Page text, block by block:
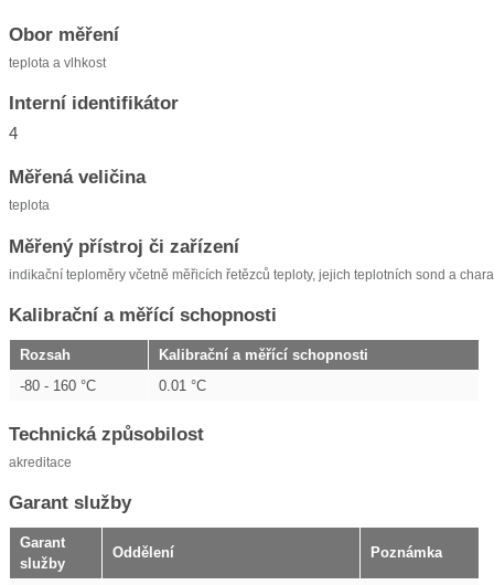
Obor měření
teplota a vlhkost
Interní identifikátor
4
Měřená veličina
teplota
Měřený přístroj či zařízení
indikační teploměry včetně měřicích řetězců teploty, jejich teplotních sond a
Kalibrační a měřící schopnosti
Rozsah
Kalibrační a měřící schopnosti
-80 - 160 °C
0.01 °C
Technická způsobilost
akreditace
Garant služby
Garant
služby
Oddělení Poznámka